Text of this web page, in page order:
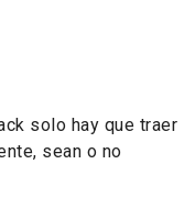
solo hay que traer
sean o no